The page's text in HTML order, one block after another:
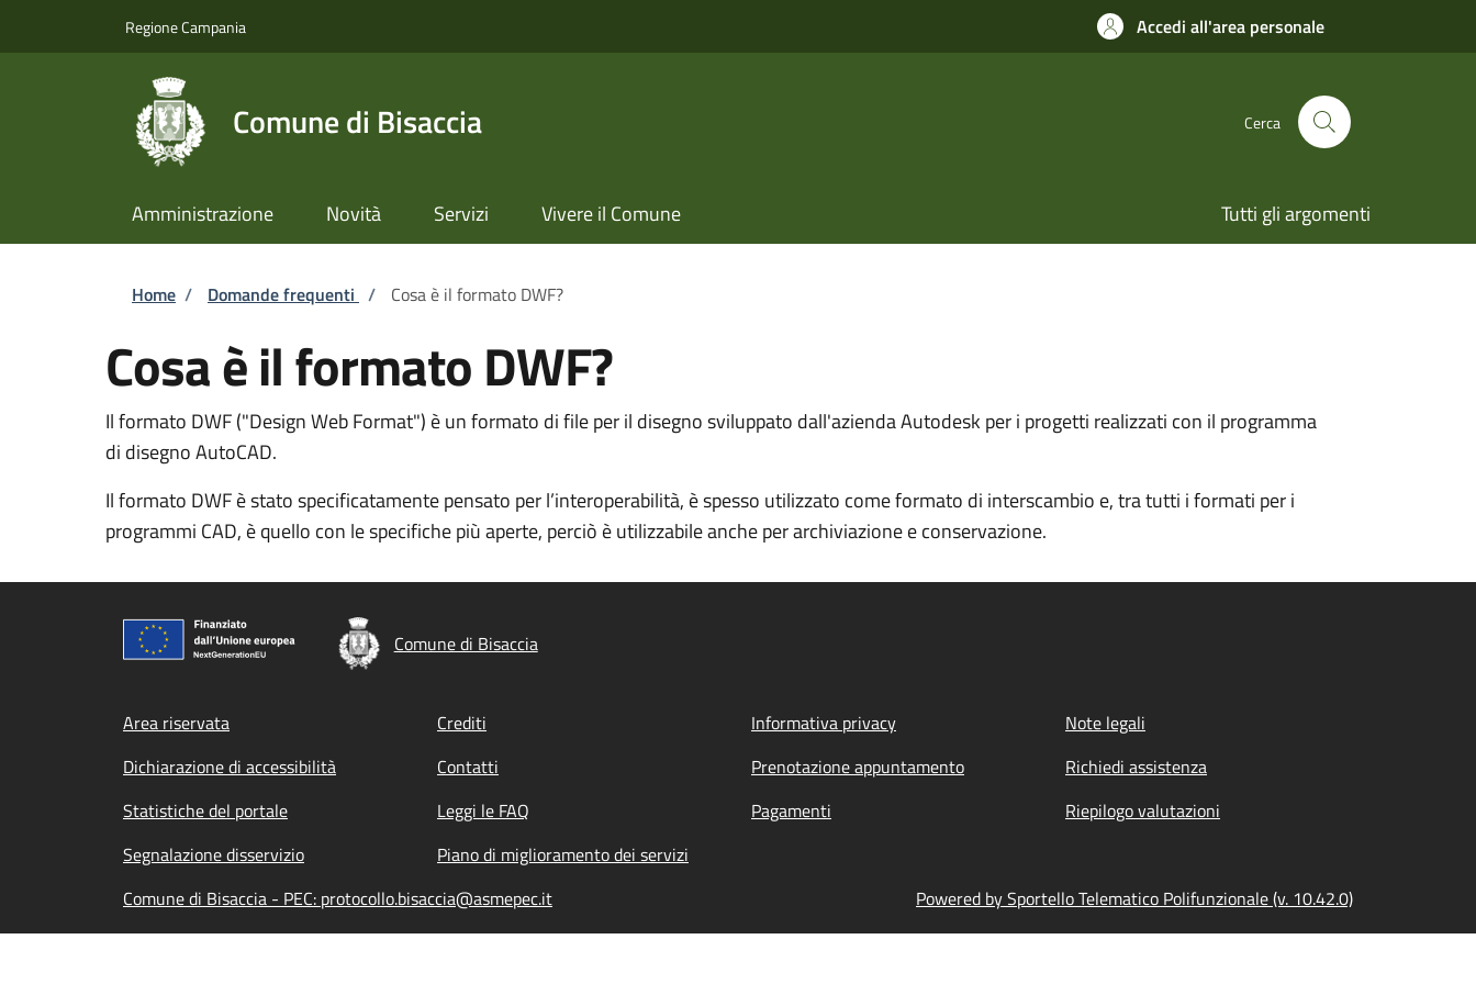
Regione Campania Accedi all'area personale
Comune di Bisaccia Cerca
Amministrazione Novità Servizi Vivere il Comune Tutti gli argomenti
Briciole di pane
Home / Domande frequenti / Cosa è il formato DWF?
Cosa è il formato DWF?
Il formato DWF ("Design Web Format") è un formato di file per il disegno sviluppato dall'azienda Autodesk per i progetti realizzati con il programma
di disegno AutoCAD.
Il formato DWF è stato specificatamente pensato per l’interoperabilità, è spesso utilizzato come formato di interscambio e, tra tutti i formati per i
programmi CAD, è quello con le specifiche più aperte, perciò è utilizzabile anche per archiviazione e conservazione.
Comune di Bisaccia
Footer menu
Area riservata Crediti Informativa privacy
Note legali
Dichiarazione di accessibilità
Contatti Prenotazione appuntamento
Richiedi assistenza
Statistiche del portale
Leggi le FAQ Pagamenti
Riepilogo valutazioni
Segnalazione disservizio
Piano di miglioramento dei servizi
Comune di Bisaccia - PEC: protocollo.bisaccia@asmepec.it
Powered by Sportello Telematico Polifunzionale (v. 10.42.0)